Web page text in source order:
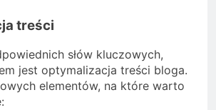
treści
słów kluczowych,
jest optymalizacja treści bloga.
elementów, na które warto